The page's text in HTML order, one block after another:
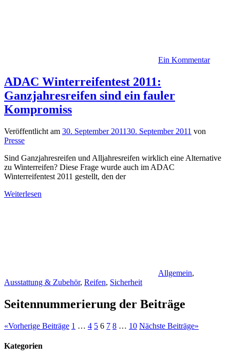
Ein Kommentar
ADAC Winterreifentest 2011:
Ganzjahresreifen sind ein fauler
Kompromiss
Veröffentlicht am 30. September 201130. September 2011 von
Presse
Sind Ganzjahresreifen und Alljahresreifen wirklich eine Alternative
zu Winterreifen? Diese Frage wurde auch im ADAC
Winterreifentest 2011 gestellt, den der
Weiterlesen
Allgemein,
Ausstattung & Zubehör, Reifen, Sicherheit
Seitennummerierung der Beiträge
«Vorherige Beiträge 1 … 4 5 6 7 8 … 10 Nächste Beiträge»
Kategorien